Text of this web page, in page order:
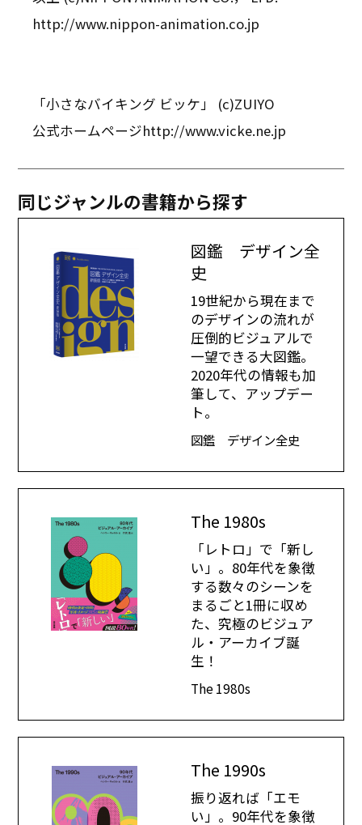
http://www.nippon-animation.co.jp
「小さなバイキング ビッケ」 (c)ZUIYO
公式ホームページhttp://www.vicke.ne.jp
同じジャンルの書籍から探す
図鑑 デザイン全
史
19世紀から現在まで
のデザインの流れが
圧倒的ビジュアルで
一望できる大図鑑。
2020年代の情報も加
筆して、アップデー
ト。
図鑑 デザイン全史
The 1980s
「レトロ」で「新し
い」。80年代を象徴
する数々のシーンを
まるごと1冊に収め
た、究極のビジュア
ル・アーカイブ誕
生！
The 1980s
The 1990s
振り返れば「エモ
い」。90年代を象徴